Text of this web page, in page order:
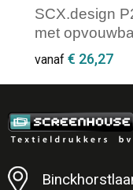
SCX.design
met
vanaf € 26,27
Minimale